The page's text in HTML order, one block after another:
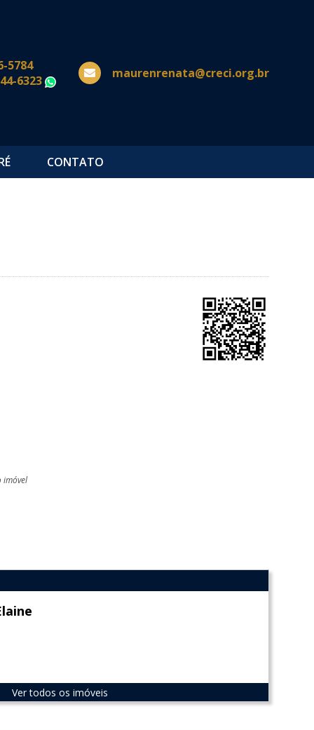
5784
6323
WhatsApp
maurenrenata@creci.org.br
CONTATO
imóvel
Ver todos os imóveis